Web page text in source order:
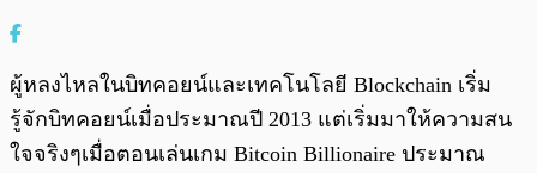
ผู้หลงไหลในบิทคอยน์และเทคโนโลยี Blockchain เริ่ม
รู้จักบิทคอยน์เมื่อประมาณปี 2013 แต่เริ่มมาให้ความสน
ใจจริงๆเมื่อตอนเล่นเกม Bitcoin Billionaire ประมาณ